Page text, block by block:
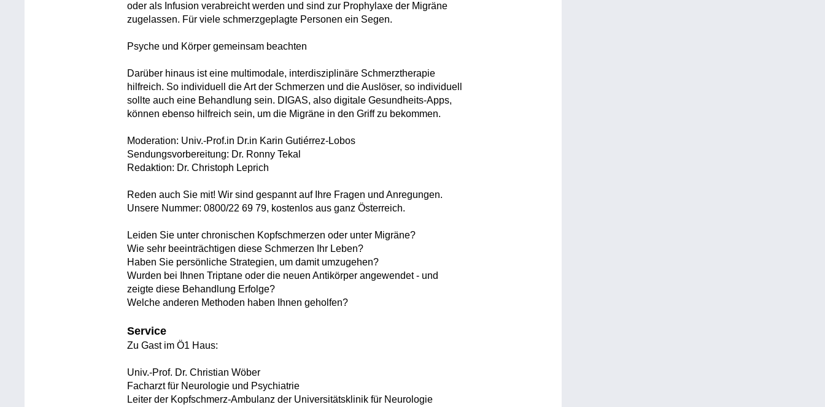
oder als Infusion verabreicht werden und sind zur Prophylaxe der Migräne
zugelassen. Für viele schmerzgeplagte Personen ein Segen.
Psyche und Körper gemeinsam beachten
Darüber hinaus ist eine multimodale, interdisziplinäre Schmerztherapie
hilfreich. So individuell die Art der Schmerzen und die Auslöser, so individuell
sollte auch eine Behandlung sein. DIGAS, also digitale Gesundheits-Apps,
können ebenso hilfreich sein, um die Migräne in den Griff zu bekommen.
Moderation: Univ.-Prof.in Dr.in Karin Gutiérrez-Lobos
Sendungsvorbereitung: Dr. Ronny Tekal
Redaktion: Dr. Christoph Leprich
Reden auch Sie mit! Wir sind gespannt auf Ihre Fragen und Anregungen.
Unsere Nummer: 0800/22 69 79, kostenlos aus ganz Österreich.
Leiden Sie unter chronischen Kopfschmerzen oder unter Migräne?
Wie sehr beeinträchtigen diese Schmerzen Ihr Leben?
Haben Sie persönliche Strategien, um damit umzugehen?
Wurden bei Ihnen Triptane oder die neuen Antikörper angewendet - und
zeigte diese Behandlung Erfolge?
Welche anderen Methoden haben Ihnen geholfen?
Service
Zu Gast im Ö1 Haus:
Univ.-Prof. Dr. Christian Wöber
Facharzt für Neurologie und Psychiatrie
Leiter der Kopfschmerz-Ambulanz der Universitätsklinik für Neurologie